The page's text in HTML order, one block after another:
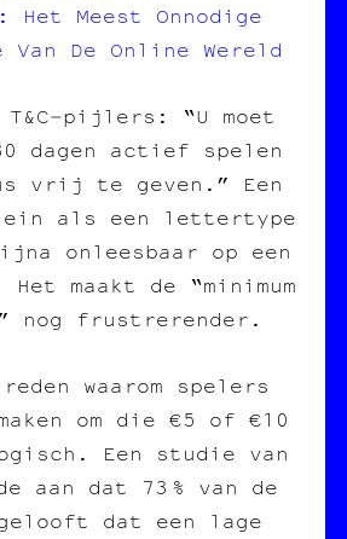
Meest Onnodige
Van De Online Wereld
T&C‑pijlers: “U moet
dagen actief spelen
vrij te geven.” Een
als een lettertype
onleesbaar op een
Het maakt de “minimum
nog frustrerender.
waarom spelers
om die €5 of €10
Een studie van
aan dat 73 % van de
dat een lage